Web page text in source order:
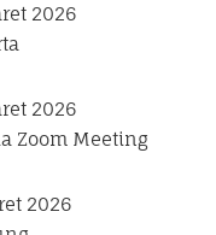
2026
2026
Zoom Meeting
2026